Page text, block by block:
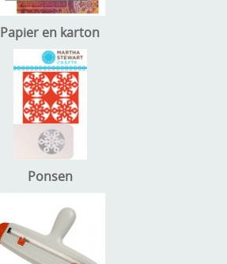
Papier en karton
Ponsen